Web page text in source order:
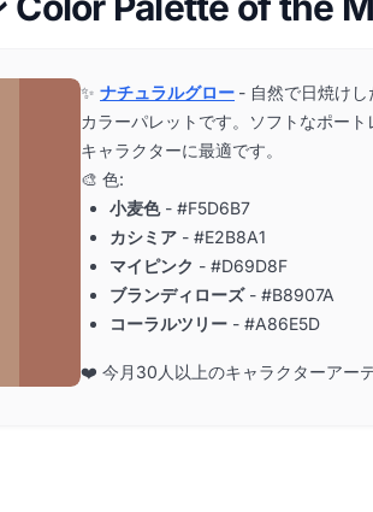
✨ ナチュラルグロー - 自然で日焼け
カラーパレットです。ソフトなポー
キャラクターに最適です。
🎨 色:
小麦色- #F5D6B7
カシミア - #E2B8A1
マイピンク - #D69D8F
ブランディローズ- #B8907A
コーラルツリー - #A86E5D
❤️ 今月30人以上のキャラクターアー